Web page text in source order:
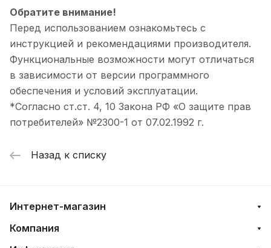
Обратите внимание!
Перед использованием ознакомьтесь с
инструкцией и рекомендациями производителя.
Функциональные возможности могут отличаться
в зависимости от версии программного
обеспечения и условий эксплуатации.
*Согласно ст.ст. 4, 10 Закона РФ «О защите прав
потребителей» №2300-1 от 07.02.1992 г.
Назад к списку
Интернет-магазин
Компания